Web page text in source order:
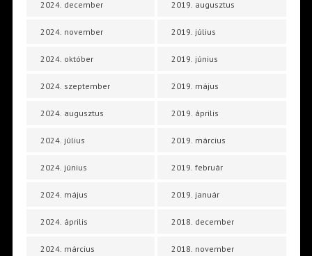
2024. december
2024. november
2024. október
2024. szeptember
2024. augusztus
2024. július
2024. június
2024. május
2024. április
2024. március
2019. augusztus
2019. július
2019. június
2019. május
2019. április
2019. március
2019. február
2019. január
2018. december
2018. november